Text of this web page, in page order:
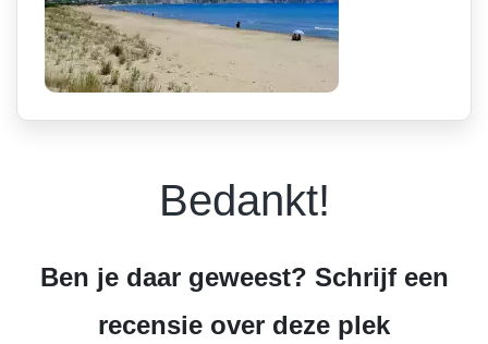
Bedankt!
Ben je daar geweest? Schrijf een
recensie over deze plek